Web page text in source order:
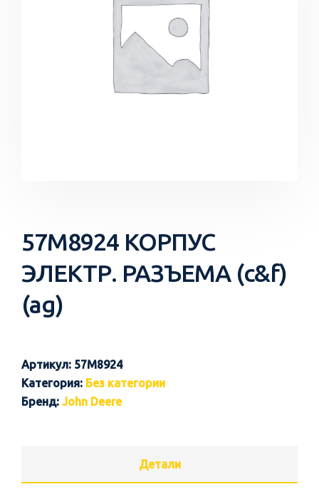
57M8924 КОРПУС
ЭЛЕКТР. РАЗЪЕМА (c&f)
(ag)
Артикул: 57M8924
Категория: Без категории
Бренд: John Deere
Детали